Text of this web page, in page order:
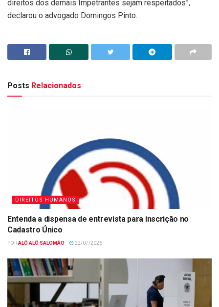
direitos dos demais Impetrantes sejam respeitados”,
declarou o advogado Domingos Pinto.
Posts Relacionados
DIREITOS HUMANOS
Entenda a dispensa de entrevista para inscrição no
Cadastro Único
PORALÔ ALÔ SALOMÃO 22/07/2026